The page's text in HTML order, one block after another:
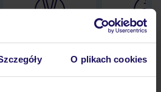
O plikach cookies
30 lat w